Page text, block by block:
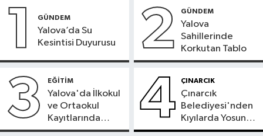
1 GÜNDEM
Yalova’da Su
Kesintisi Duyurusu
2 GÜNDEM
Yalova
Sahillerinde
Korkutan Tablo
3 EĞİTİM
Yalova'da İlkokul
ve Ortaokul
Kayıtlarında
Adres
4 ÇINARCIK
Çınarcık
Belediyesi'nden
Kıyılarda Yosun
Temizliği